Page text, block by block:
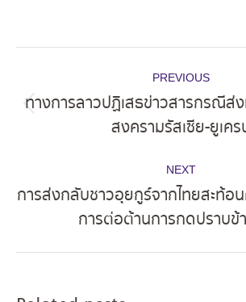
navigation
PREVIOUS
post:
ทางการลาวปฏิเสธข่าวสารกรณีส่
สงครามรัสเซีย-ยูเคร
NEXT
post:
การส่งกลับชาวอุยกูร์จากไทยสะท้อ
การต่อต้านการกดปราบข้